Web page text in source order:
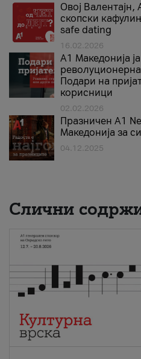
Овој Валентајн,
скопски
safe dating
16.02.2026
А1 Македонија
Подари на
корисници
02.02.2026
Празничен A1
Македонија за
04.12.2025
Слични